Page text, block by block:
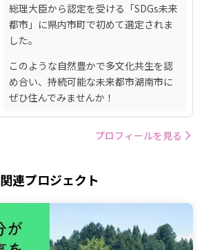
総理大臣から認定を受ける「SDGs未来
都市」に県内市町で初めて選定されま
した。
このような自然豊かで多文化共生を認
め合い、持続可能な未来都市湖南市に
ぜひ住んでみませんか！
プロフィールを見る
関連プロジェクト